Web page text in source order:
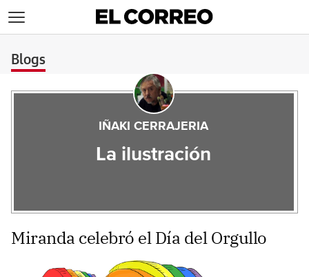
Blogs
IÑAKI CERRAJERIA
La ilustración
Miranda celebró el Día del Orgullo